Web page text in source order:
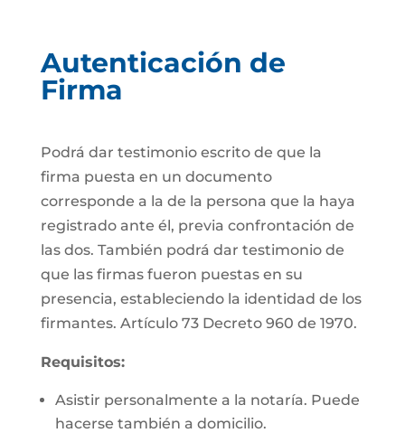
Autenticación de
Firma
Podrá dar testimonio escrito de que la
firma puesta en un documento
corresponde a la de la persona que la haya
registrado ante él, previa confrontación de
las dos. También podrá dar testimonio de
que las firmas fueron puestas en su
presencia, estableciendo la identidad de los
firmantes. Artículo 73 Decreto 960 de 1970.
Requisitos:
Asistir personalmente a la notaría. Puede
hacerse también a domicilio.